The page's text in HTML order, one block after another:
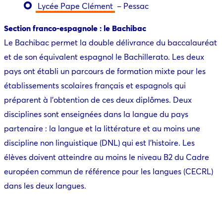
Lycée Pape Clément – Pessac
Section franco-espagnole : le Bachibac
Le Bachibac permet la double délivrance du baccalauréat
et de son équivalent espagnol le Bachillerato. Les deux
pays ont établi un parcours de formation mixte pour les
établissements scolaires français et espagnols qui
préparent à l’obtention de ces deux diplômes. Deux
disciplines sont enseignées dans la langue du pays
partenaire : la langue et la littérature et au moins une
discipline non linguistique (DNL) qui est l’histoire. Les
élèves doivent atteindre au moins le niveau B2 du Cadre
européen commun de référence pour les langues (CECRL)
dans les deux langues.